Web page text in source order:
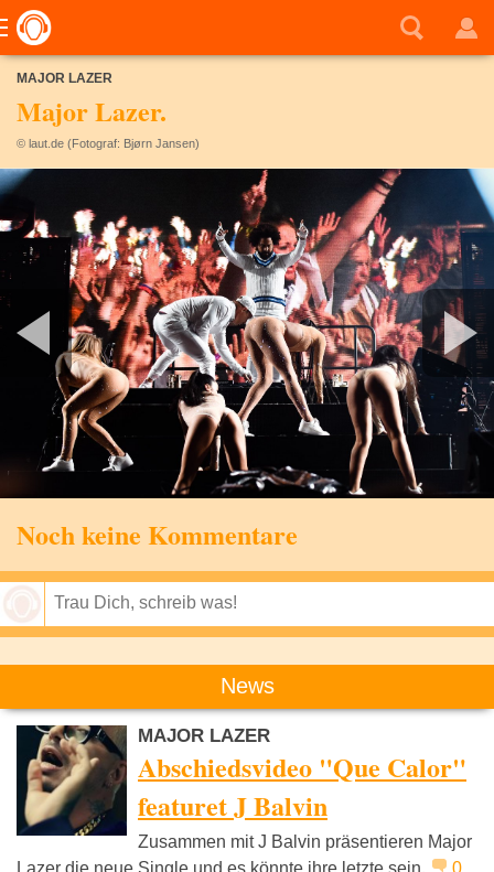
MAJOR LAZER
Major Lazer.
© laut.de (Fotograf: Bjørn Jansen)
Noch keine Kommentare
News
MAJOR LAZER
Abschiedsvideo "Que Calor"
featuret J Balvin
Zusammen mit J Balvin präsentieren Major
Lazer die neue Single und es könnte ihre letzte sein.
0